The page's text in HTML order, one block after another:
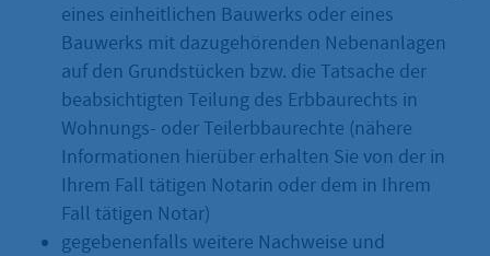
eines einheitlichen Bauwerks oder eines
Bauwerks mit dazugehörenden Nebenanlagen
auf den Grundstücken bzw. die Tatsache der
beabsichtigten Teilung des Erbbaurechts in
Wohnungs- oder Teilerbbaurechte (nähere
Informationen hierüber erhalten Sie von der in
Ihrem Fall tätigen Notarin oder dem in Ihrem
Fall tätigen Notar)
gegebenenfalls weitere Nachweise und